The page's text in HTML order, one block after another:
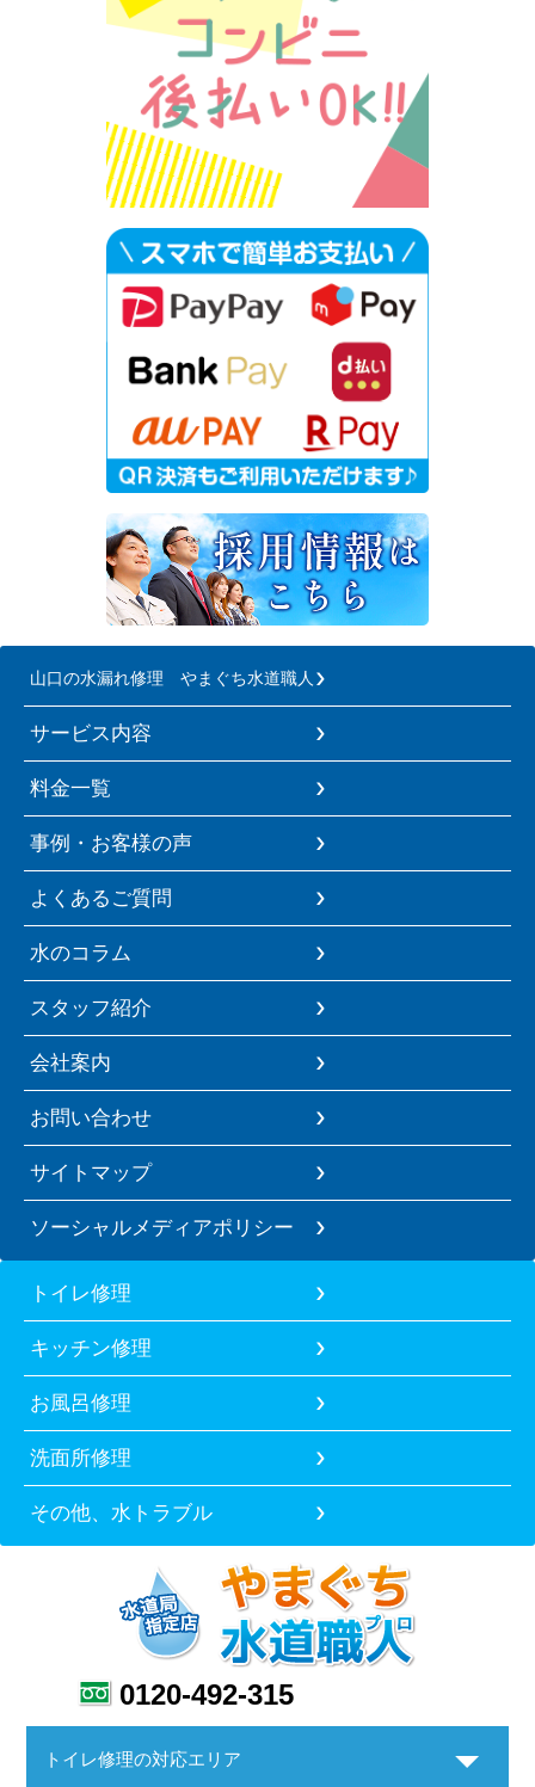
山口の水漏れ修理 やまぐち水道職人
サービス内容
料金一覧
事例・お客様の声
よくあるご質問
水のコラム
スタッフ紹介
会社案内
お問い合わせ
サイトマップ
ソーシャルメディアポリシー
トイレ修理
キッチン修理
お風呂修理
洗面所修理
その他、水トラブル
0120-492-315
トイレ修理の対応エリア